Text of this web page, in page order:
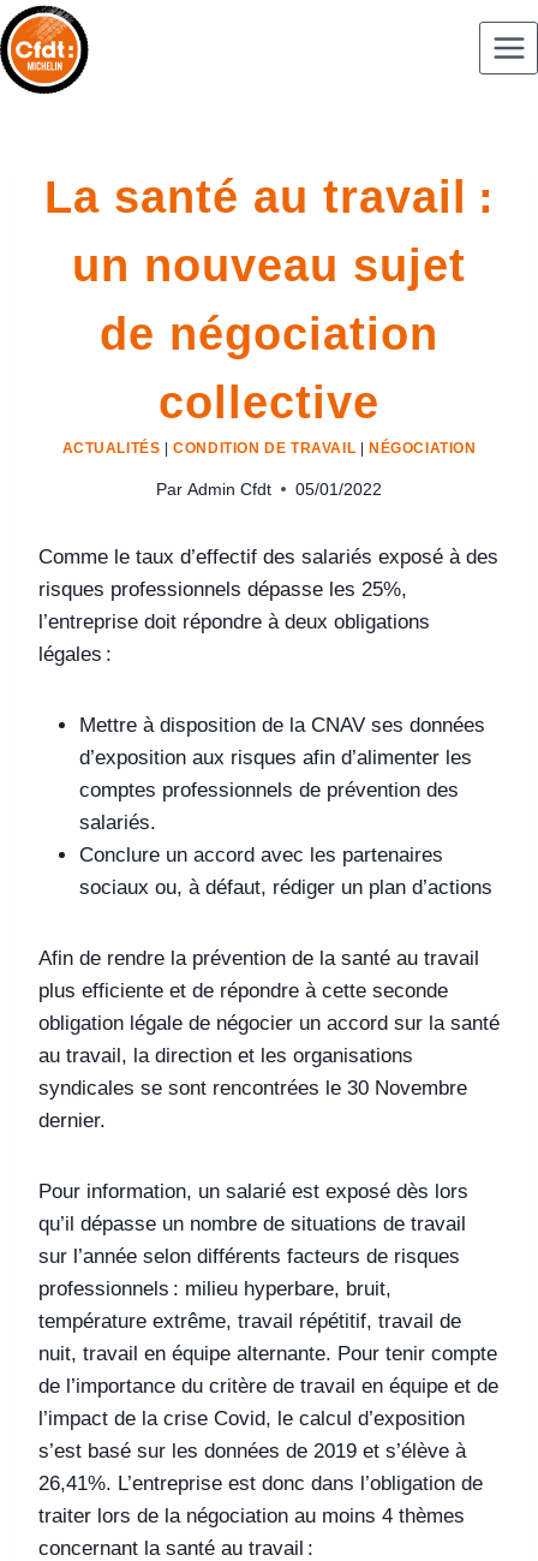
La santé au travail :
un nouveau sujet
de négociation
collective
ACTUALITÉS |CONDITION DE TRAVAIL NÉGOCIATION
Par Admin Cfdt 05/01/2022
Comme le taux d’effectif des salariés exposé à des
risques professionnels dépasse les 25%,
l’entreprise doit répondre à deux obligations
légales :
Mettre à disposition de la CNAV ses données
d’exposition aux risques afin d’alimenter les
comptes professionnels de prévention des
salariés.
Conclure un accord avec les partenaires
sociaux ou, à défaut, rédiger un plan d’actions
Afin de rendre la prévention de la santé au travail
plus efficiente et de répondre à cette seconde
obligation légale de négocier un accord sur la santé
au travail, la direction et les organisations
syndicales se sont rencontrées le 30 Novembre
dernier.
Pour information, un salarié est exposé dès lors
qu’il dépasse un nombre de situations de travail
sur l’année selon différents facteurs de risques
professionnels : milieu hyperbare, bruit,
température extrême, travail répétitif, travail de
nuit, travail en équipe alternante. Pour tenir compte
de l’importance du critère de travail en équipe et de
l’impact de la crise Covid, le calcul d’exposition
s’est basé sur les données de 2019 et s’élève à
26,41%. L’entreprise est donc dans l’obligation de
traiter lors de la négociation au moins 4 thèmes
concernant la santé au travail :